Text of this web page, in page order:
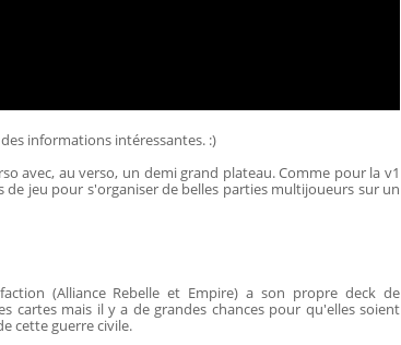
informations intéressantes. :)
avec, au verso, un demi grand plateau. Comme pour la v1
de jeu pour s'organiser de belles parties multijoueurs sur un
(Alliance Rebelle et Empire) a son propre deck de
cartes mais il y a de grandes chances pour qu'elles soient
cette guerre civile.